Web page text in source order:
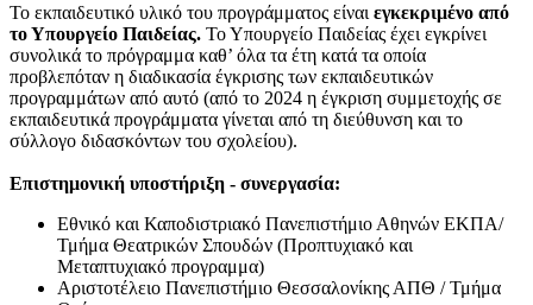
Το εκπαιδευτικό υλικό του προγράμματος είναι εγκεκριμένο από
το Υπουργείο Παιδείας. Το Υπουργείο Παιδείας έχει εγκρίνει
συνολικά το πρόγραμμα καθ’ όλα τα έτη κατά τα οποία
προβλεπόταν η διαδικασία έγκρισης των εκπαιδευτικών
προγραμμάτων από αυτό (από το 2024 η έγκριση συμμετοχής σε
εκπαιδευτικά προγράμματα γίνεται από τη διεύθυνση και το
σύλλογο διδασκόντων του σχολείου).
Επιστημονική υποστήριξη - συνεργασία:
Εθνικό και Καποδιστριακό Πανεπιστήμιο Αθηνών ΕΚΠΑ/
Τμήμα Θεατρικών Σπουδών (Προπτυχιακό και
Μεταπτυχιακό προγραμμα)
Αριστοτέλειο Πανεπιστήμιο Θεσσαλονίκης ΑΠΘ / Τμήμα